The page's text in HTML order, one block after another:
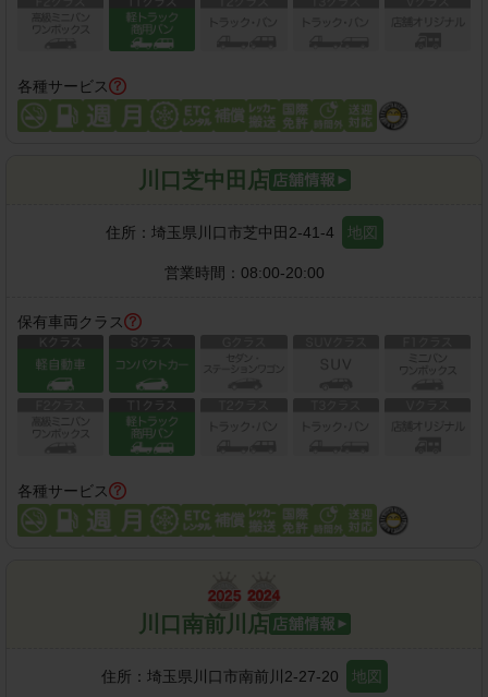
各種サービス
川口芝中田店
住所： 埼玉県川口市芝中田2-41-4 地図
営業時間： 08:00-20:00
保有車両クラス
各種サービス
川口南前川店
住所： 埼玉県川口市南前川2-27-20 地図